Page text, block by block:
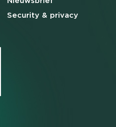
Security & privacy